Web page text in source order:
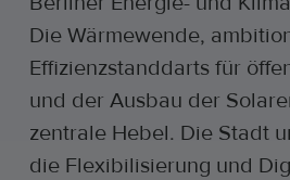
Die Wärmewende,
Effizienzstanddarts für
und der Ausbau der
zentrale Hebel. Die Stadt
die Flexibilisierung und